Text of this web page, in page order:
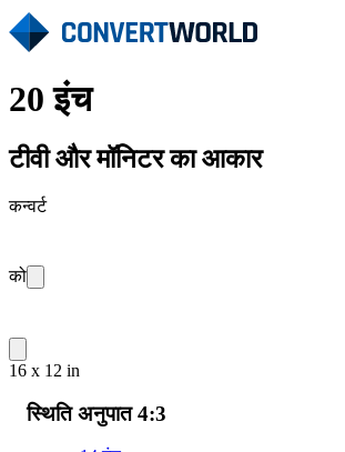
20 इंच
टीवी और मॉनिटर का आकार
कन्वर्ट
को
16 x 12 in
स्थिति अनुपात 4:3